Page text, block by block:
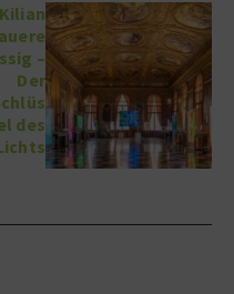
Kilian
ssig –
Der
des